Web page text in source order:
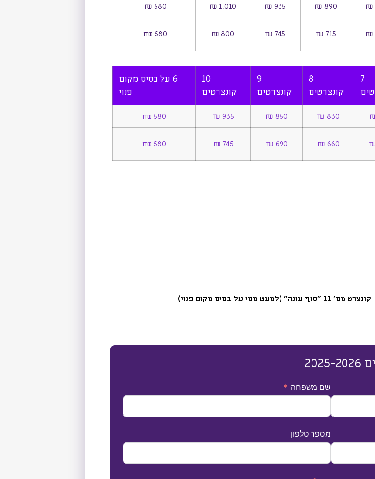
890 ₪
935 ₪
1,010 ₪
580 ₪
715 ₪
745 ₪
800 ₪ 580 שח
7
8
קונצרטים
9
קונצרטים
10
קונצרטים
6 על בסיס מקום
פנוי
830 ₪
850 ₪
935 ₪ 580 שח
660 ₪
690 ₪
745 ₪ 580 שח
על בסיס מקום פנוי)
שם משפחה
מספר טלפון